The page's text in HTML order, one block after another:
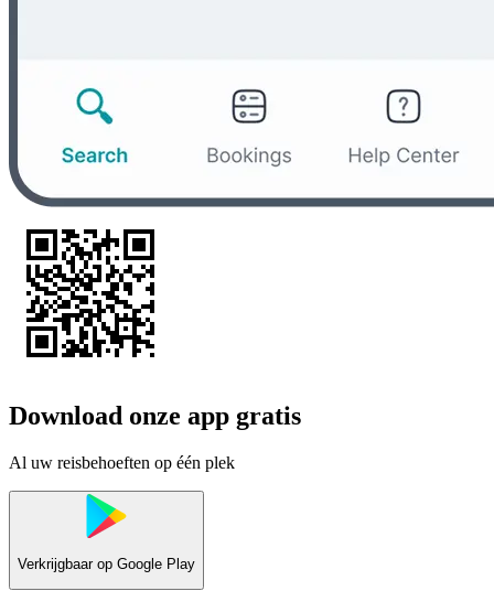
Download onze app gratis
Al uw reisbehoeften op één plek
Verkrijgbaar op Google Play